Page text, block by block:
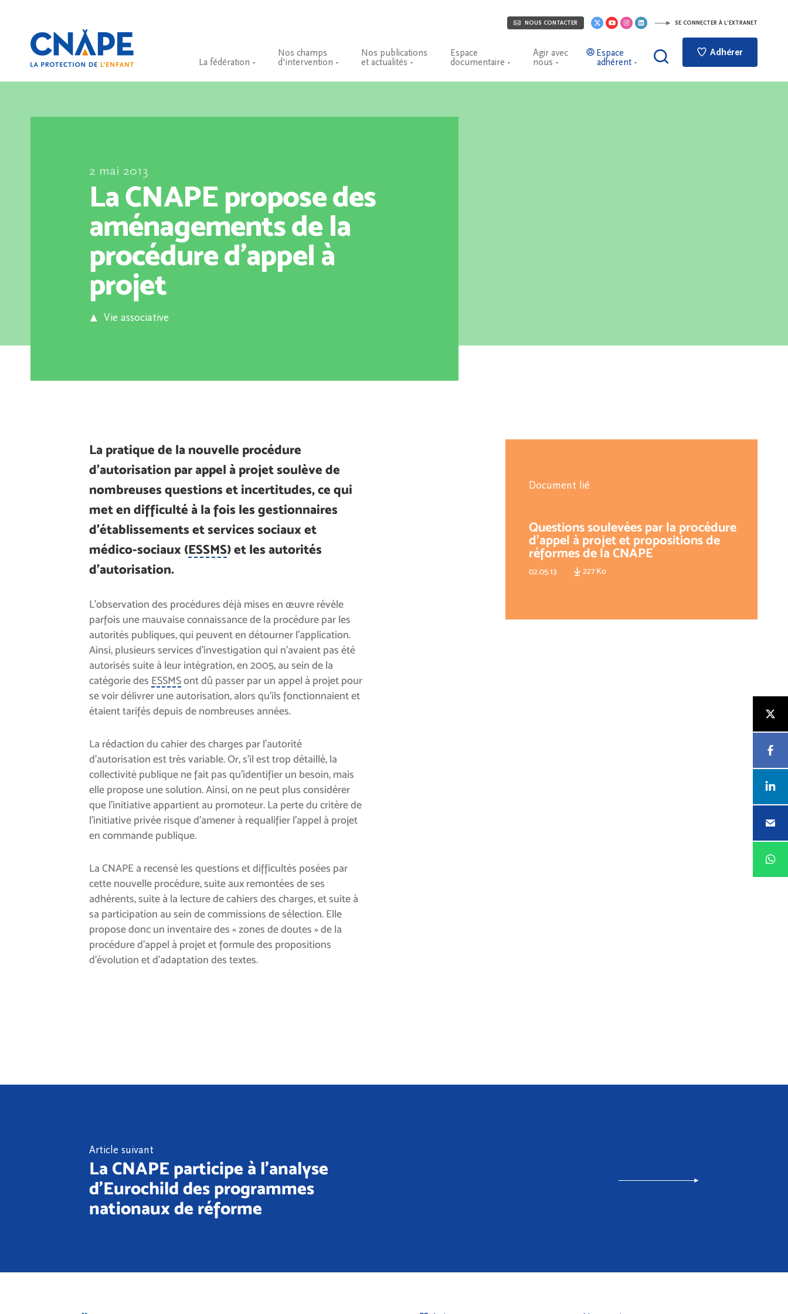
NOUS CONTACTER SE CONNECTER À L'EXTRANET
La fédération
Nos champs
d'intervention
Nos publications
et actualités
Espace
documentaire
Agir avec
nous
Espace
adhérent
Adhérer
2 mai 2013
La CNAPE propose des
aménagements de la
procédure d’appel à
projet
Vie associative
La pratique de la nouvelle procédure
d’autorisation par appel à projet soulève de
nombreuses questions et incertitudes, ce qui
met en difficulté à la fois les gestionnaires
d’établissements et services sociaux et
médico-sociaux (ESSMS) et les autorités
d’autorisation.
L’observation des procédures déjà mises en œuvre révèle
parfois une mauvaise connaissance de la procédure par les
autorités publiques, qui peuvent en détourner l’application.
Ainsi, plusieurs services d’investigation qui n’avaient pas été
autorisés suite à leur intégration, en 2005, au sein de la
catégorie des ESSMSont dû passer par un appel à projet pour
se voir délivrer une autorisation, alors qu’ils fonctionnaient et
étaient tarifés depuis de nombreuses années.
La rédaction du cahier des charges par l’autorité
d’autorisation est très variable. Or, s’il est trop détaillé, la
collectivité publique ne fait pas qu’identifier un besoin, mais
elle propose une solution. Ainsi, on ne peut plus considérer
que l’initiative appartient au promoteur. La perte du critère de
l’initiative privée risque d’amener à requalifier l’appel à projet
en commande publique.
La CNAPE a recensé les questions et difficultés posées par
cette nouvelle procédure, suite aux remontées de ses
adhérents, suite à la lecture de cahiers des charges, et suite à
sa participation au sein de commissions de sélection. Elle
propose donc un inventaire des « zones de doutes » de la
procédure d’appel à projet et formule des propositions
d’évolution et d’adaptation des textes.
Document lié
Questions soulevées par la procédure
d’appel à projet et propositions de
réformes de la CNAPE
02.05.13 227 Ko
Article suivant
La CNAPE participe à l'analyse
d'Eurochild des programmes
nationaux de réforme